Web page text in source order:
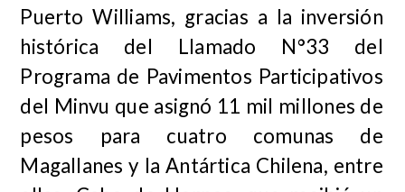
Puerto Williams, gracias a la inversión
histórica del Llamado N°33 del
Programa de Pavimentos Participativos
del Minvu que asignó 11 mil millones de
pesos para cuatro comunas de
Magallanes y la Antártica Chilena, entre